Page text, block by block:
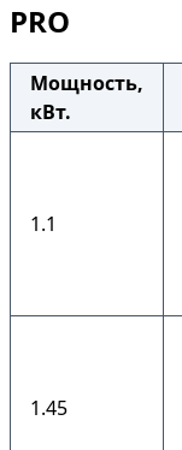
PRO
Мощность,
кВт.
1.1
1.45